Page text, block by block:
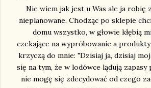
Nie wiem jak jest u Was ale ja robię
nieplanowane. Chodząc po sklepie
domu wszystko, w głowie kłębią
czekające na wypróbowanie a produkty
krzyczą do mnie: "Dzisiaj ja, dzisiaj
się na tym, że w lodówce lądują
nie mogę się zdecydować od czego